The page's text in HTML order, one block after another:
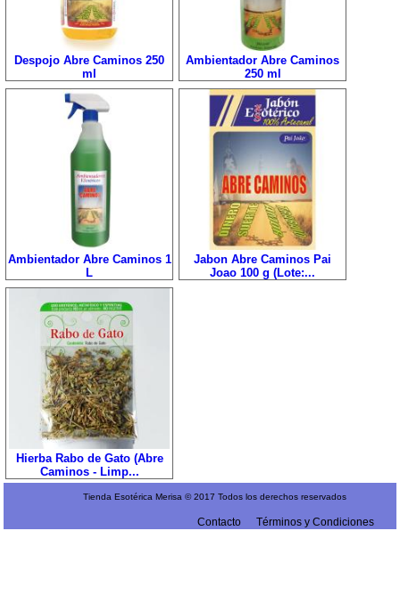
Despojo Abre Caminos 250
ml
Ambientador Abre Caminos
250 ml
Ambientador Abre Caminos 1
L
Jabon Abre Caminos Pai
Joao 100 g (Lote:...
Hierba Rabo de Gato (Abre
Caminos - Limp...
Tienda Esotérica Merisa © 2017 Todos los derechos reservados
Contacto Términos y Condiciones